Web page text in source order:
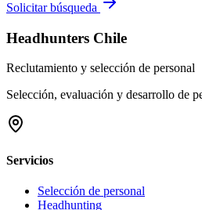
Solicitar búsqueda
Headhunters Chile
Reclutamiento y selección de personal
Selección, evaluación y desarrollo de
Servicios
Selección de personal
Headhunting